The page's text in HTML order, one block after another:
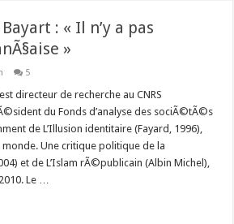
: « Il n’y a pas
»
5
directeur de recherche au CNRS
du Fonds d’analyse des sociÃ©tÃ©s
de L’Illusion identitaire (Fayard, 1996),
Une critique politique de la
et de L’Islam rÃ©publicain (Albin Michel),
Le …